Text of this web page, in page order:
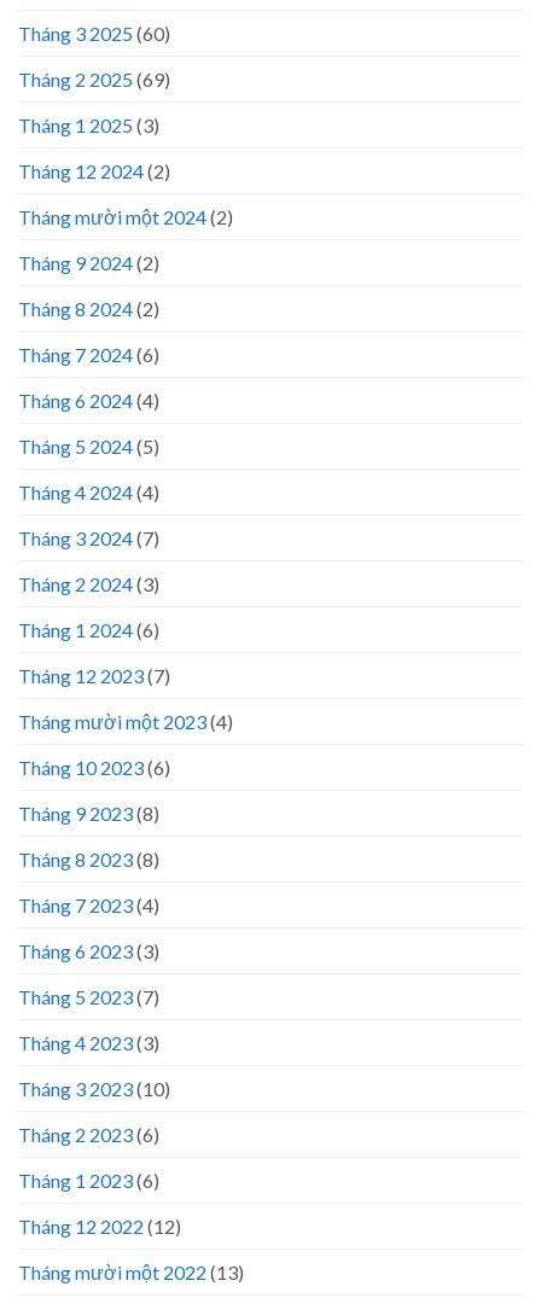
Tháng 3 2025(60)
Tháng 2 2025(69)
Tháng 1 2025(3)
Tháng 12 2024(2)
Tháng mười một 2024(2)
Tháng 9 2024(2)
Tháng 8 2024(2)
Tháng 7 2024(6)
Tháng 6 2024(4)
Tháng 5 2024(5)
Tháng 4 2024(4)
Tháng 3 2024(7)
Tháng 2 2024(3)
Tháng 1 2024(6)
Tháng 12 2023(7)
Tháng mười một 2023(4)
Tháng 10 2023(6)
Tháng 9 2023(8)
Tháng 8 2023(8)
Tháng 7 2023(4)
Tháng 6 2023(3)
Tháng 5 2023(7)
Tháng 4 2023(3)
Tháng 3 2023(10)
Tháng 2 2023(6)
Tháng 1 2023(6)
Tháng 12 2022 (12)
Tháng mười một 2022 (13)